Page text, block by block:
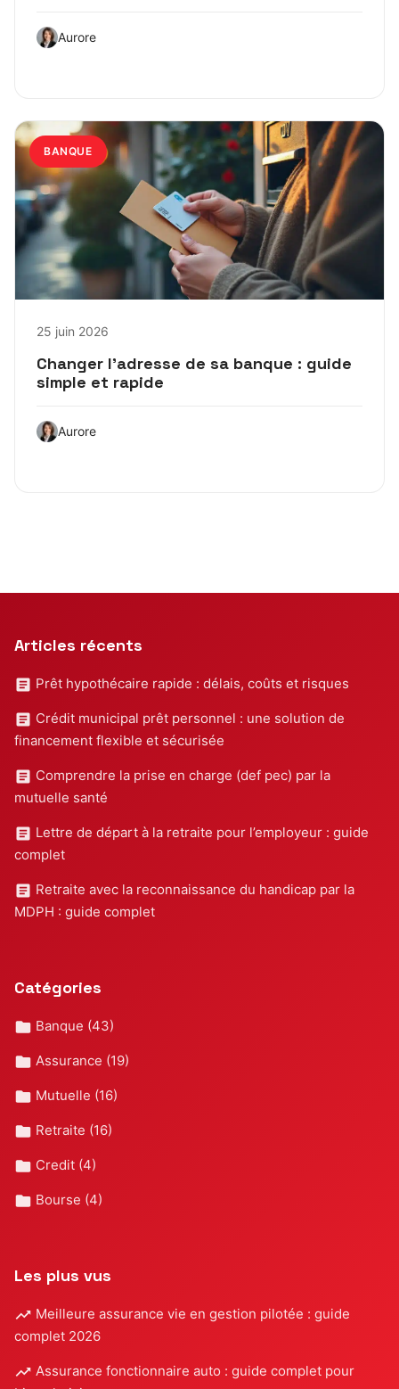
Aurore
BANQUE
25 juin 2026
Changer l’adresse de sa banque : guide
simple et rapide
Aurore
Articles récents
Prêt hypothécaire rapide : délais, coûts et risques
Crédit municipal prêt personnel : une solution de
financement flexible et sécurisée
Comprendre la prise en charge (def pec) par la
mutuelle santé
Lettre de départ à la retraite pour l’employeur : guide
complet
Retraite avec la reconnaissance du handicap par la
MDPH : guide complet
Catégories
Banque (43)
Assurance (19)
Mutuelle (16)
Retraite (16)
Credit (4)
Bourse (4)
Les plus vus
Meilleure assurance vie en gestion pilotée : guide
complet 2026
Assurance fonctionnaire auto : guide complet pour